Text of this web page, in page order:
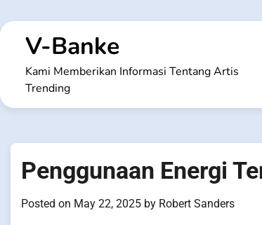
to
contentV-Banke
Kami Memberikan Informasi Tentang Artis
Trending
Penggunaan Energi
Posted on May 22, 2025 by Robert Sanders